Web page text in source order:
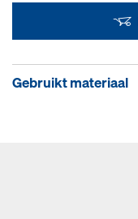
Gebruikt materiaal